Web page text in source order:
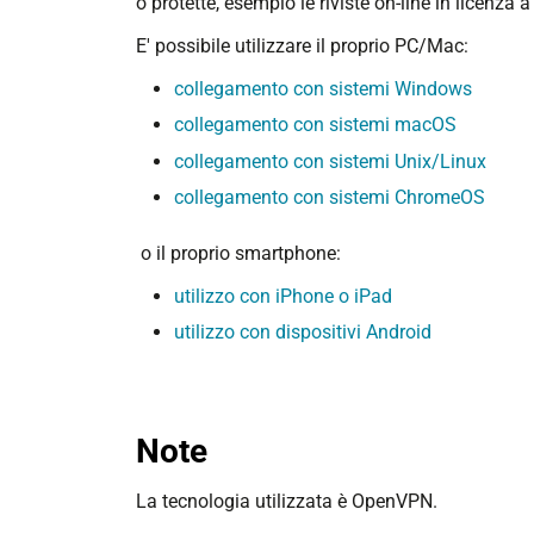
E' possibile utilizzare il proprio PC/Mac:
collegamento con sistemi Windows
collegamento con sistemi macOS
collegamento con sistemi Unix/Linux
collegamento con sistemi ChromeOS
o il proprio smartphone:
utilizzo con iPhone o iPad
utilizzo con dispositivi Android
Note
La tecnologia utilizzata è OpenVPN.